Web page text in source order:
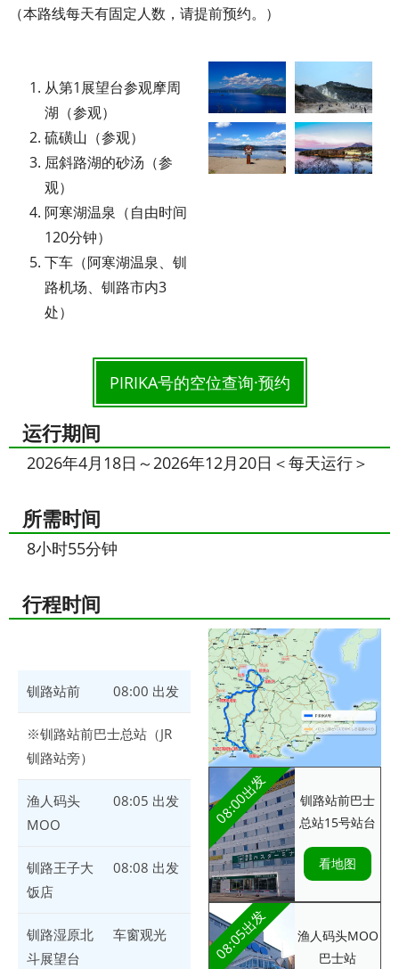
（本路线每天有固定人数，请提前预约。）
从第1展望台参观摩周
湖（参观）
硫磺山（参观）
屈斜路湖的砂汤（参
观）
阿寒湖温泉（自由时间
120分钟）
下车（阿寒湖温泉、钏
路机场、钏路市内3
处）
PIRIKA号的空位查询·预约
运行期间
2026年4月18日～2026年12月20日＜每天运行＞
所需时间
8小时55分钟
行程时间
钏路站前 08:00 出发
※钏路站前巴士总站（JR
钏路站旁）
渔人码头
MOO
08:05 出发
钏路王子大
饭店
08:08 出发
钏路湿原北
斗展望台
车窗观光
钏路站前巴士
总站15号站台
看地图
08:00出发
渔人码头MOO
巴士站
08:05出发